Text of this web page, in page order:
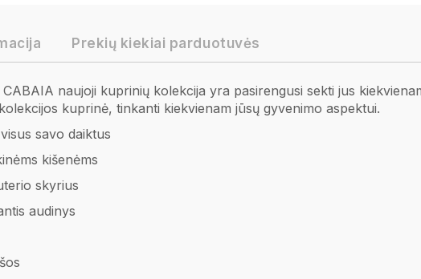
Prekių kiekiai parduotuvės
naujoji kuprinių kolekcija yra pasirengusi sekti jus
kuprinė, tinkanti kiekvienam jūsų gyvenimo aspektui.
savo daiktus
kišenėms
skyrius
audinys